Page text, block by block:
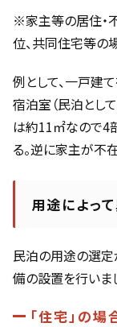
※家主等の居住・
位、共同住宅等の
例として、一戸建
宿泊室（民泊とし
は約11㎡なので4
る。逆に家主が不
用途によっ
民泊の用途の選定
備の設置を行いま
「住宅」の場